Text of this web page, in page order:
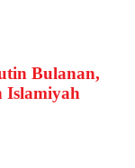
Bulanan,
Islamiyah